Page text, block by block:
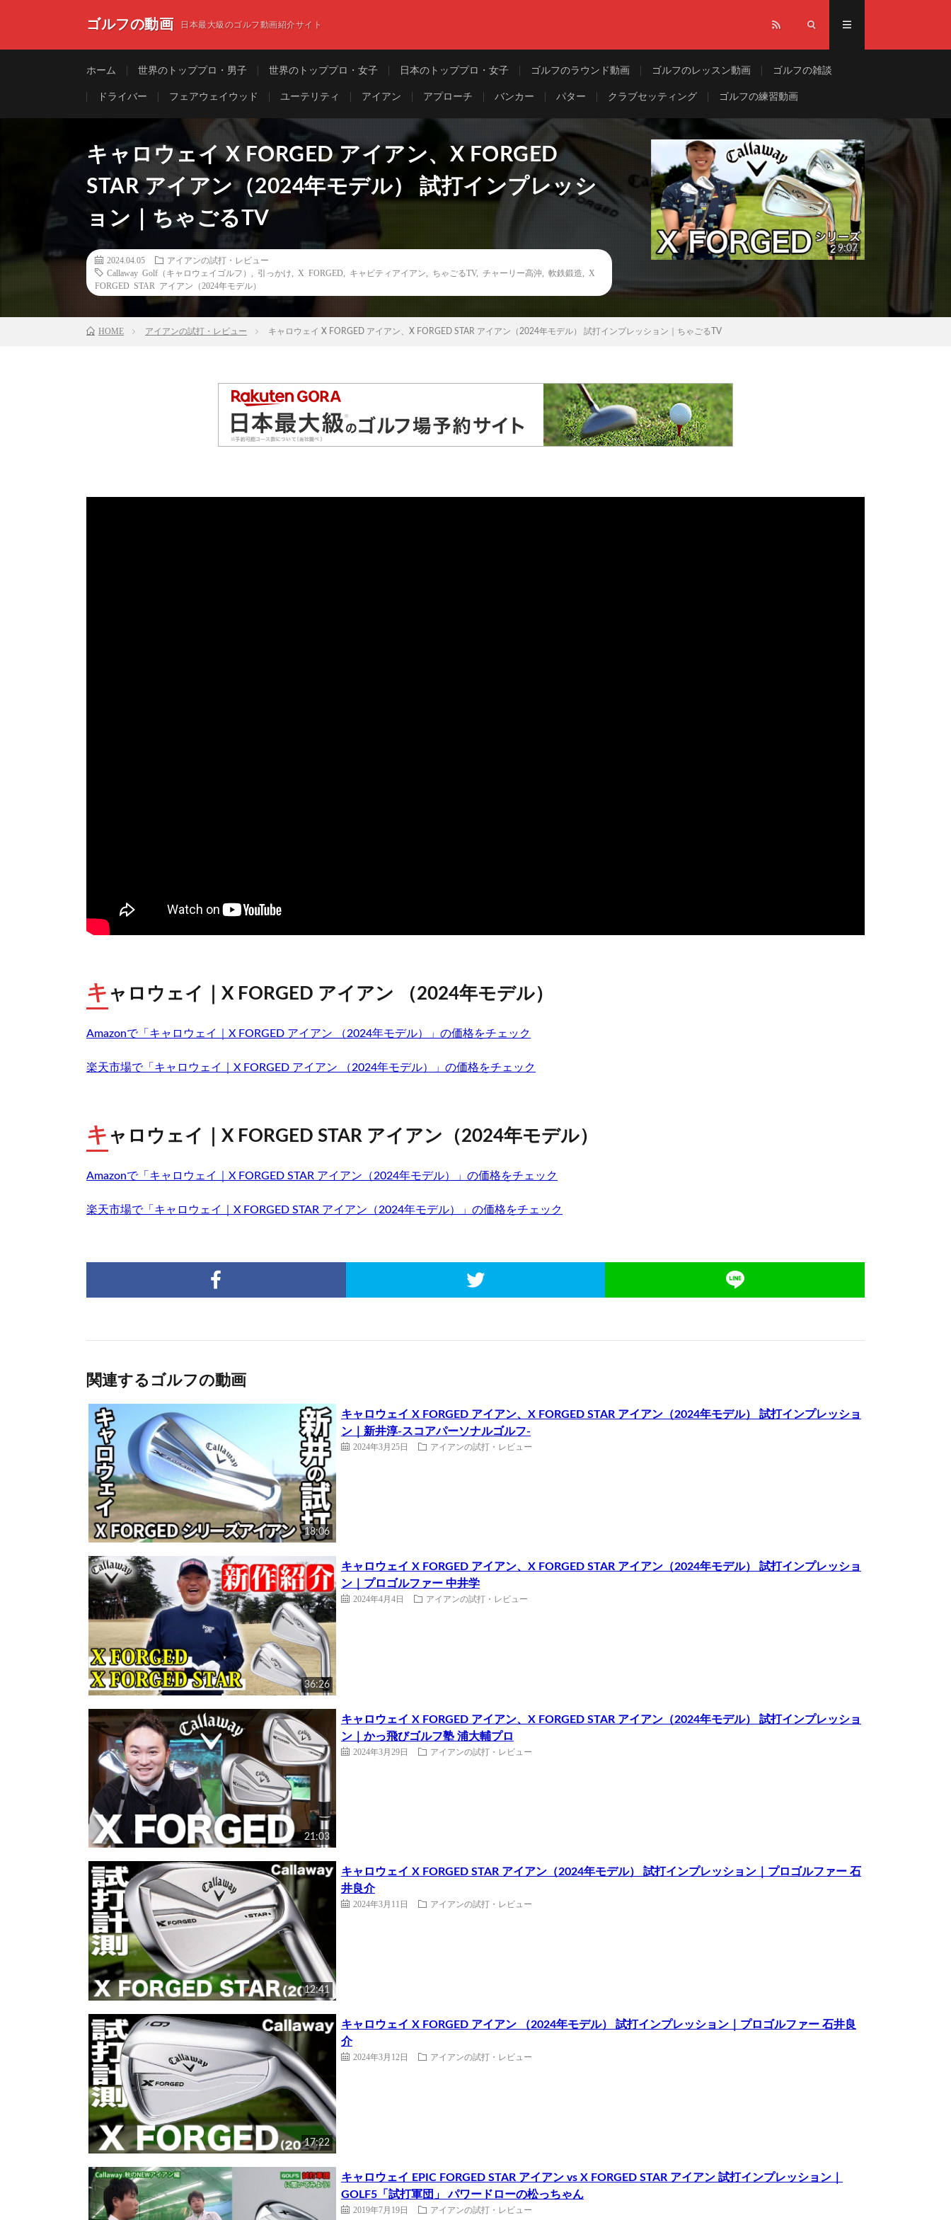
ゴルフの動画 日本最大級のゴルフ動画紹介サイト
ホーム 世界のトッププロ・男子 世界のトッププロ・女子 日本のトッププロ・女子 ゴルフのラウンド動画 ゴルフのレッスン動画 ゴルフの雑談
ドライバー フェアウェイウッド ユーテリティ アイアン アプローチ バンカー パター クラブセッティング ゴルフの練習動画
キャロウェイ X FORGED アイアン、X FORGED
STAR アイアン（2024年モデル） 試打インプレッシ
ョン｜ちゃごるTV
2024.04.05
アイアンの試打・レビュー
Callaway Golf（キャロウェイゴルフ）
引っかけ X FORGED キャビティアイアン ちゃごるTV, チャーリー高沖 軟鉄鍛造
X
FORGED STAR アイアン（2024年モデル）
9:07
HOME アイアンの試打・レビュー キャロウェイ X FORGED アイアン、X FORGED STAR アイアン（2024年モデル） 試打インプレッション｜ちゃごるTV
キ ャロウェイ｜X FORGED アイアン （2024年モデル）
Amazonで「キャロウェイ｜X FORGED アイアン （2024年モデル）」の価格をチェック
楽天市場で「キャロウェイ｜X FORGED アイアン （2024年モデル）」の価格をチェック
キ ャロウェイ｜X FORGED STAR アイアン（2024年モデル）
Amazonで「キャロウェイ｜X FORGED STAR アイアン（2024年モデル）」の価格をチェック
楽天市場で「キャロウェイ｜X FORGED STAR アイアン（2024年モデル）」の価格をチェック
関連するゴルフの動画
18:06
キャロウェイ X FORGED アイアン、X FORGED STAR アイアン（2024年モデル） 試打インプレッショ
ン｜新井淳-スコアパーソナルゴルフ-
2024年3月25日 アイアンの試打・レビュー
36:26
キャロウェイ X FORGED アイアン、X FORGED STAR アイアン（2024年モデル） 試打インプレッショ
ン｜プロゴルファー 中井学
2024年4月4日 アイアンの試打・レビュー
21:03
キャロウェイ X FORGED アイアン、X FORGED STAR アイアン（2024年モデル） 試打インプレッショ
ン｜かっ飛びゴルフ塾 浦大輔プロ
2024年3月29日 アイアンの試打・レビュー
12:41
キャロウェイ X FORGED STAR アイアン（2024年モデル） 試打インプレッション｜プロゴルファー 石
井良介
2024年3月11日 アイアンの試打・レビュー
17:22
キャロウェイ X FORGED アイアン （2024年モデル） 試打インプレッション｜プロゴルファー 石井良
介
2024年3月12日 アイアンの試打・レビュー
キャロウェイ EPIC FORGED STAR アイアン vs X FORGED STAR アイアン 試打インプレッション｜
GOLF5「試打軍団」 パワードローの松っちゃん
2019年7月19日 アイアンの試打・レビュー